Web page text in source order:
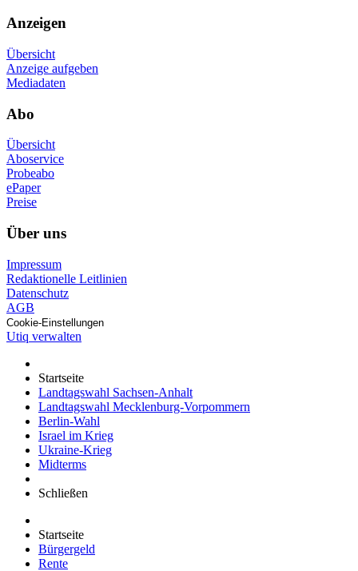
Anzeigen
Übersicht
Anzeige aufgeben
Mediadaten
Abo
Übersicht
Aboservice
Probeabo
ePaper
Preise
Über uns
Impressum
Redaktionelle Leitlinien
Datenschutz
AGB
Cookie-Einstellungen
Utiq verwalten
Startseite
Landtagswahl Sachsen-Anhalt
Landtagswahl Mecklenburg-Vorpommern
Berlin-Wahl
Israel im Krieg
Ukraine-Krieg
Midterms
Schließen
Startseite
Bürgergeld
Rente